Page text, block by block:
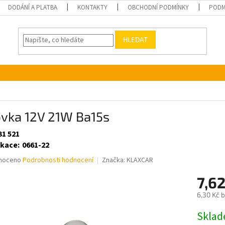
DODÁNÍ A PLATBA KONTAKTY OBCHODNÍ PODMÍNKY
HLEDAT
12V 21W Ba15s
521
: 0661-22
Podrobnosti hodnocení Značka: KLAXCAR
6,30 Kč
cena: